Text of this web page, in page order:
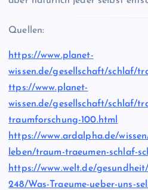
Quellen:
https://www.planet-
wissen.de/gesellschaft/schlaf/
ttps://www.planet-
wissen.de/gesellschaft/schlaf/
traumforschung-100.html
https://www.ardalpha.de/
leben/traum-traeumen-schlaf-
https://www.welt.de/
248/Was-Traeume-ueber-uns-